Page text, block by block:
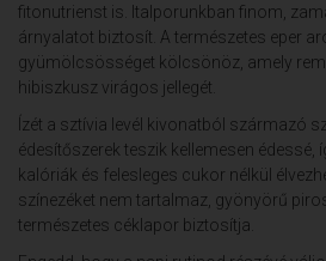
fitonutrienst is. Italporunkban finom,
árnyalatot biztosít. A természetes eper
gyümölcsösséget kölcsönöz, amely
hibiszkusz virágos jellegét.
Ízét a sztívia levél kivonatból származó
édesítőszerek teszik kellemesen édessé,
kalóriák és felesleges cukor nélkül
színezéket nem tartalmaz, gyönyörű
természetes céklapor biztosítja.